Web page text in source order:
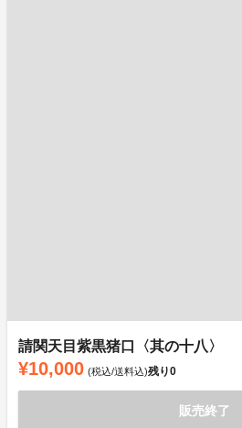
請関天目紫黒猪口〈其の十八〉
¥10,000 (税込/送料込)残り0
販売終了